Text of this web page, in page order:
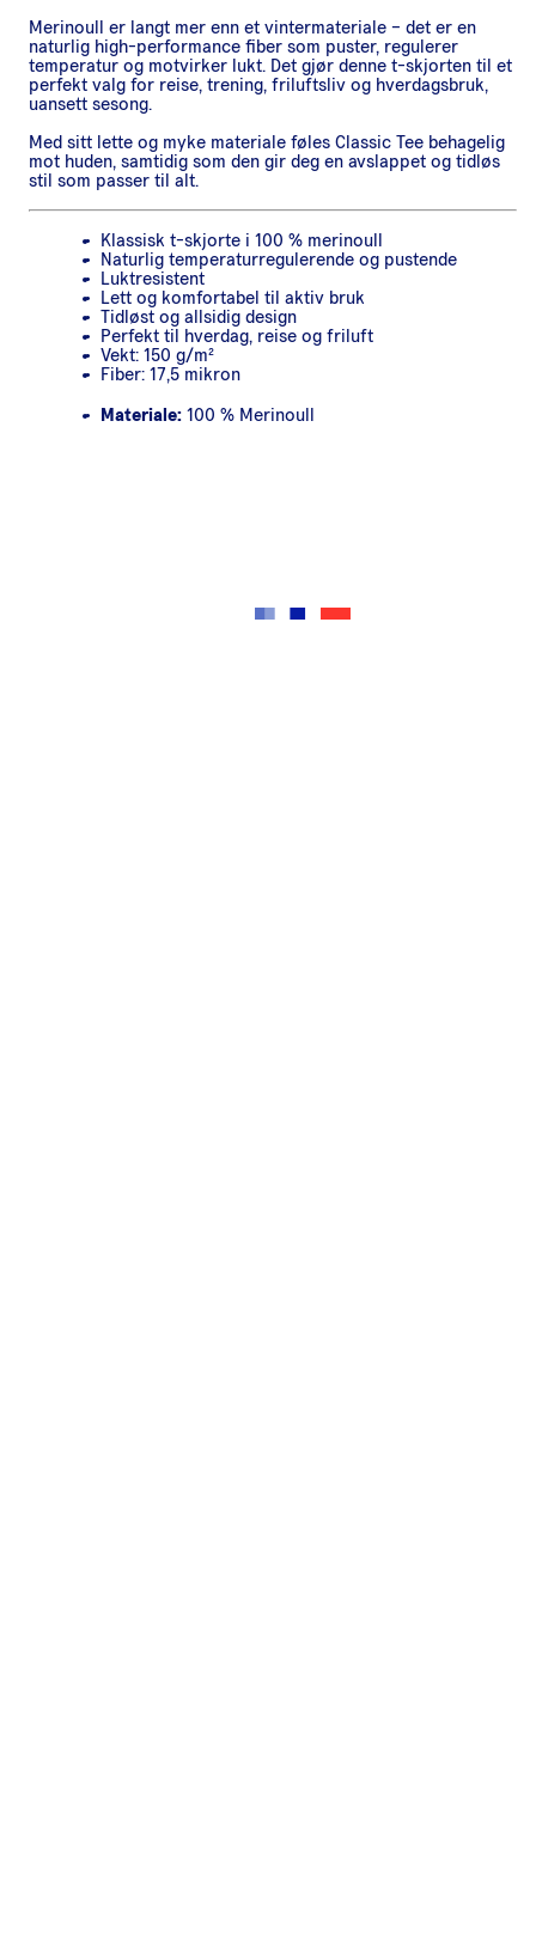
Merinoull er langt mer enn et vintermateriale – det er en
naturlig high-performance fiber som puster, regulerer
temperatur og motvirker lukt. Det gjør denne t-skjorten til et
perfekt valg for reise, trening, friluftsliv og hverdagsbruk,
uansett sesong.
Med sitt lette og myke materiale føles Classic Tee behagelig
mot huden, samtidig som den gir deg en avslappet og tidløs
stil som passer til alt.
Klassisk t-skjorte i 100 % merinoull
Naturlig temperaturregulerende og pustende
Luktresistent
Lett og komfortabel til aktiv bruk
Tidløst og allsidig design
Perfekt til hverdag, reise og friluft
Vekt: 150 g/m²
Fiber: 17,5 mikron
Materiale: 100 % Merinoull